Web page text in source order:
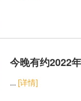
今晚有约2022
... [详情]